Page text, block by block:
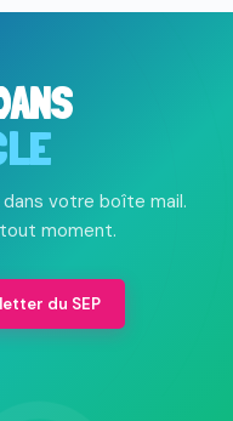
votre boîte mail.
moment.
du SEP